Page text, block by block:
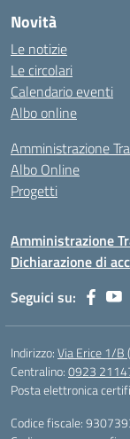
Novità
Le notizie
Le circolari
Calendario eventi
Albo online
Amministrazione
Albo Online
Progetti
Amministrazione
Dichiarazione di
Seguici su:
Indirizzo:Via Erice 1/B
Centralino:0923
Posta elettronica
Codice fiscale: